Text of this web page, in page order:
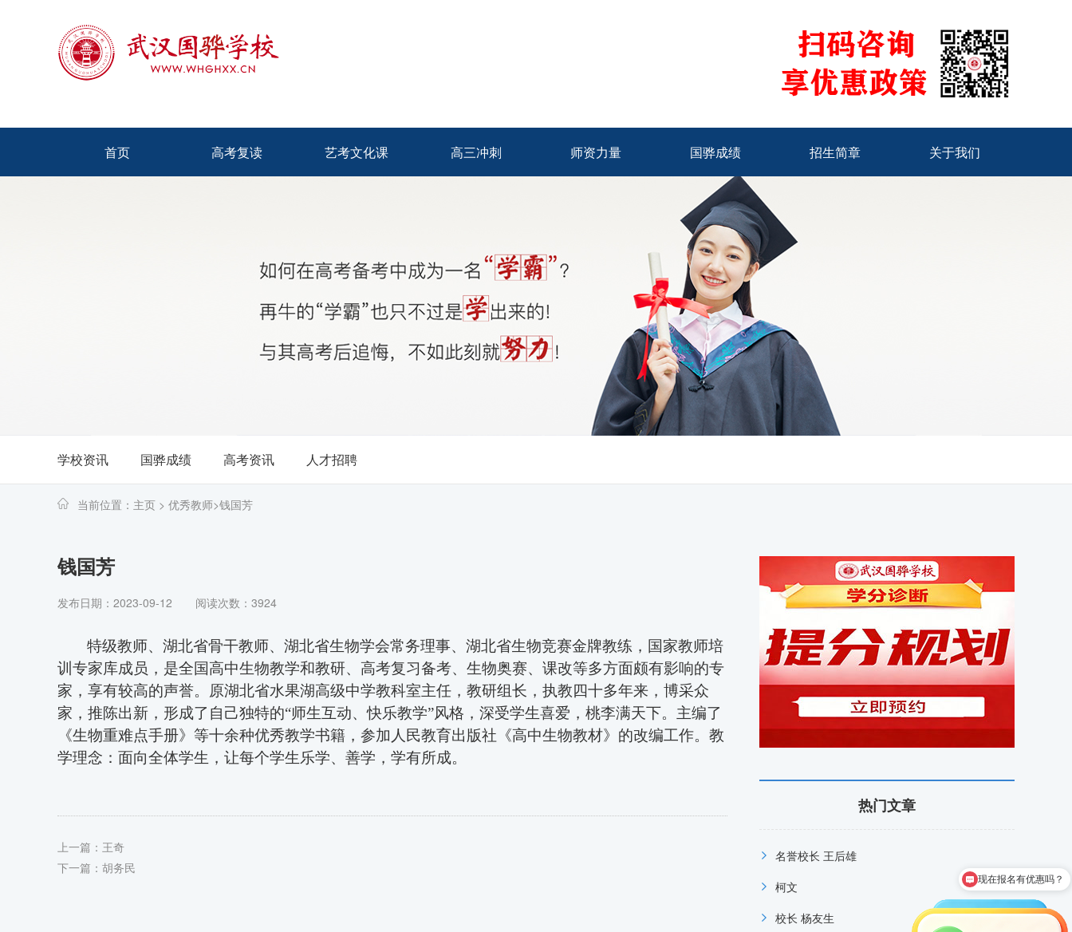
首页 高考复读 艺考文化课 高三冲刺 师资力量 国骅成绩
国骅成绩
招生简章 关于我们
学校资讯 国骅成绩 高考资讯 人才招聘
当前位置： 主页 > 优秀教师>钱国芳
钱国芳
发布日期：2023-09-12 阅读次数：3924
特级教师、湖北省骨干教师、湖北省生物学会常务理事、湖北省生物竞赛金牌教练 ， 国家教师培
训专家库成员 ， 是全国高中生物教学和教研、高考复习备考、生物奥赛、课改等多方面颇有影响的专
家，享有较高的声誉。 原湖北省水果湖高级中学教科室主任，教研组长 ， 执教四十多年来，博采众
家，推陈出新，形成了自己独特的“师生互动、快乐教学”风格，深受学生喜爱，桃李满天下。主编了
《生物重难点手册》等十余种优秀教学书籍 ， 参加人民教育出版社《高中生物教材》的改编工作。 教
学理念：面向全体学生，让每个学生乐学、善学，学有所成。
上一篇： 王奇
下一篇： 胡务民
热门文章
名誉校长 王后雄
柯文
校长 杨友生
现在报名有优惠吗？